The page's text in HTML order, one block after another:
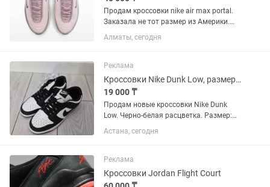
Продам кроссовки nike air max portal.
Заказала не тот размер из Америки.
Покупала за 43000+доставка Отдам за
40000, так как размер не мой
Алматы, сегодня
Реклама
Кроссовки Nike Dunk Low, размер 42
19 000 ₸
Продам новые кроссовки Nike Dunk
Low. Черно-белая расцветка. Размер:
42 EUR (стелька 27 см) Состояние:
Новые, не носились Комплектация: В
дополнительные белые шнурки По
всем...
Астана, сегодня
Реклама
Кроссовки Jordan Flight Court